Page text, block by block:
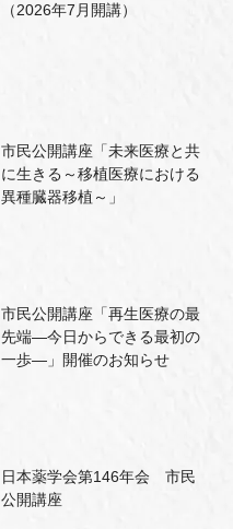
（2026年7月開講）
市民公開講座「未来医療と共
に生きる～移植医療における
異種臓器移植～」
市民公開講座「再生医療の最
先端―今日からできる最初の
一歩―」開催のお知らせ
日本薬学会第146年会 市民
公開講座